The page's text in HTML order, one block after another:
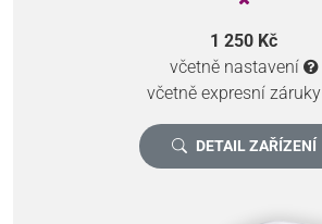
1 250 Kč
včetně nastavení
včetně expresní záruky
DETAIL ZAŘÍZENÍ